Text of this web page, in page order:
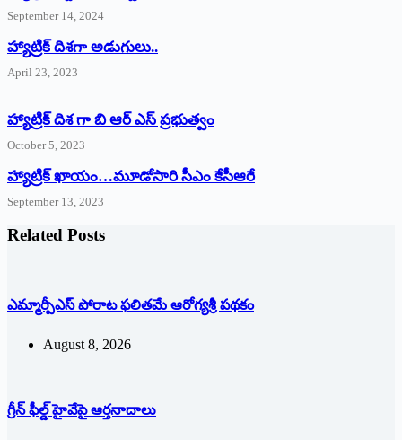
September 14, 2024
‌హ్యాట్రిక్‌ ‌దిశగా అడుగులు..
April 23, 2023
హ్యాట్రిక్ దిశ గా బి ఆర్ ఎస్ ప్రభుత్వం
October 5, 2023
హ్యాట్రిక్‌ ‌ఖాయం…మూడోసారి సీఎం కేసీఆరే
September 13, 2023
Related Posts
ఎమ్మార్పీఎస్ పోరాట ఫలితమే ఆరోగ్యశ్రీ పథకం
August 8, 2026
గ్రీన్ ఫీల్డ్ హైవేపై ఆర్తనాదాలు